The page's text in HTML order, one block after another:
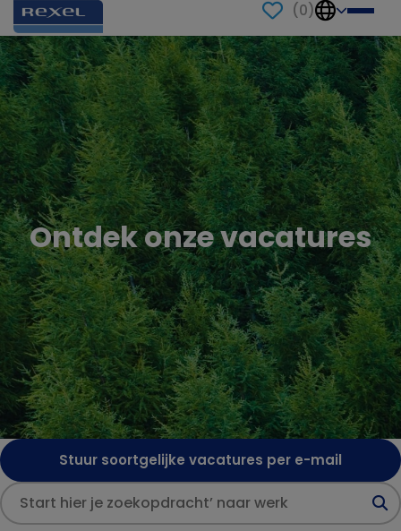
(0)
Ontdek onze vacatures
Stuur soortgelijke vacatures per e-mail